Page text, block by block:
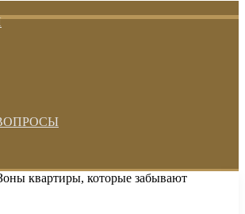
квартиры, которые забывают